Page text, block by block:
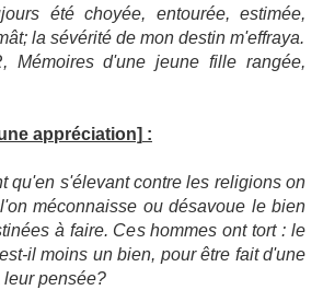
été choyée, entourée, estimée,
la sévérité de mon destin m'effraya.
Mémoires d'une jeune fille rangée,
appréciation] :
qu'en s'élevant contre les religions on
méconnaisse ou désavoue le bien
à faire. Ces hommes ont tort : le
il moins un bien, pour être fait d'une
leur pensée?